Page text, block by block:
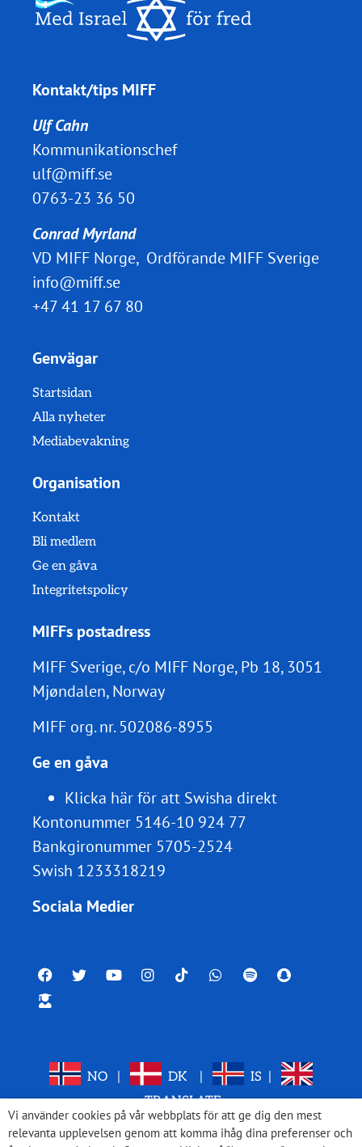
Kontakt/tips MIFF
Ulf Cahn
Kommunikationschef
ulf@miff.se
0763-23 36 50
Conrad Myrland
VD MIFF Norge, Ordförande MIFF Sverige
info@miff.se
+47 41 17 67 80
Genvägar
Startsidan
Alla nyheter
Mediabevakning
Organisation
Kontakt
Bli medlem
Ge en gåva
Integritetspolicy
MIFFs postadress
MIFF Sverige, c/o MIFF Norge, Pb 18, 3051
Mjøndalen, Norway
MIFF org. nr.502086-8955
Ge en gåva
Klicka här för att Swisha direkt
Kontonummer 5146-10 924 77
Bankgironummer 5705-2524
Swish 1233318219
Sociala Medier
NO DK IS
TRANSLATE
Vi använder cookies på vår webbplats för att ge dig den mest
relevanta upplevelsen genom att komma ihåg dina preferenser och